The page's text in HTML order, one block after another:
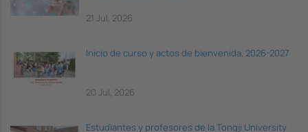
21 Jul, 2026
Inicio de curso y actos de bienvenida, 2026-2027
20 Jul, 2026
Estudiantes y profesores de la Tongji University